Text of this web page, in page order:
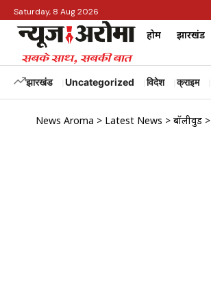
Saturday, 8 Aug 2026
होम झारखंड
झारखंड Uncategorized विदेश क्राइम
News Aroma > Latest News > बॉलीवुड >